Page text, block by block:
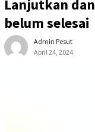
Lanjutkan
belum selesai
Admin Pesut
April 24, 2024